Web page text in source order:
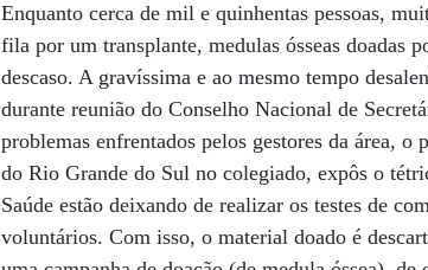
Enquanto cerca de mil e quinhentas pessoas,
fila por um transplante, medulas ósseas doadas
descaso. A gravíssima e ao mesmo tempo
durante reunião do Conselho Nacional de
problemas enfrentados pelos gestores da área, o
do Rio Grande do Sul no colegiado, expôs o
Saúde estão deixando de realizar os testes de
voluntários. Com isso, o material doado é